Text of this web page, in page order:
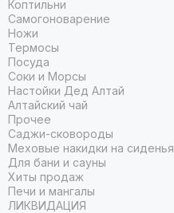
Коптильни
Самогоноварение
Ножи
Термосы
Посуда
Соки и Морсы
Настойки Дед Алтай
Алтайский чай
Прочее
Саджи-сковороды
Меховые накидки на сиденья
Для бани и сауны
Хиты продаж
Печи и мангалы
ЛИКВИДАЦИЯ